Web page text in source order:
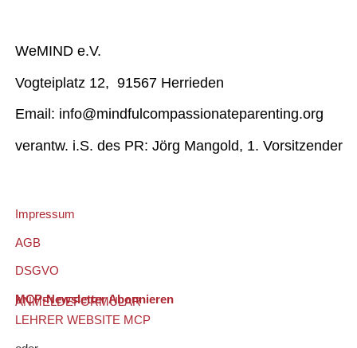
WeMIND e.V.
Vogteiplatz 12, 91567 Herrieden
Email: info@mindfulcompassionateparenting.org
verantw. i.S. des PR: Jörg Mangold, 1. Vorsitzender
Impressum
AGB
DSGVO
MCP-Newsletter Abonnieren
ANMELDEFORMULAR
LEHRER WEBSITE MCP